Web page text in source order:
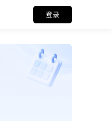
登录